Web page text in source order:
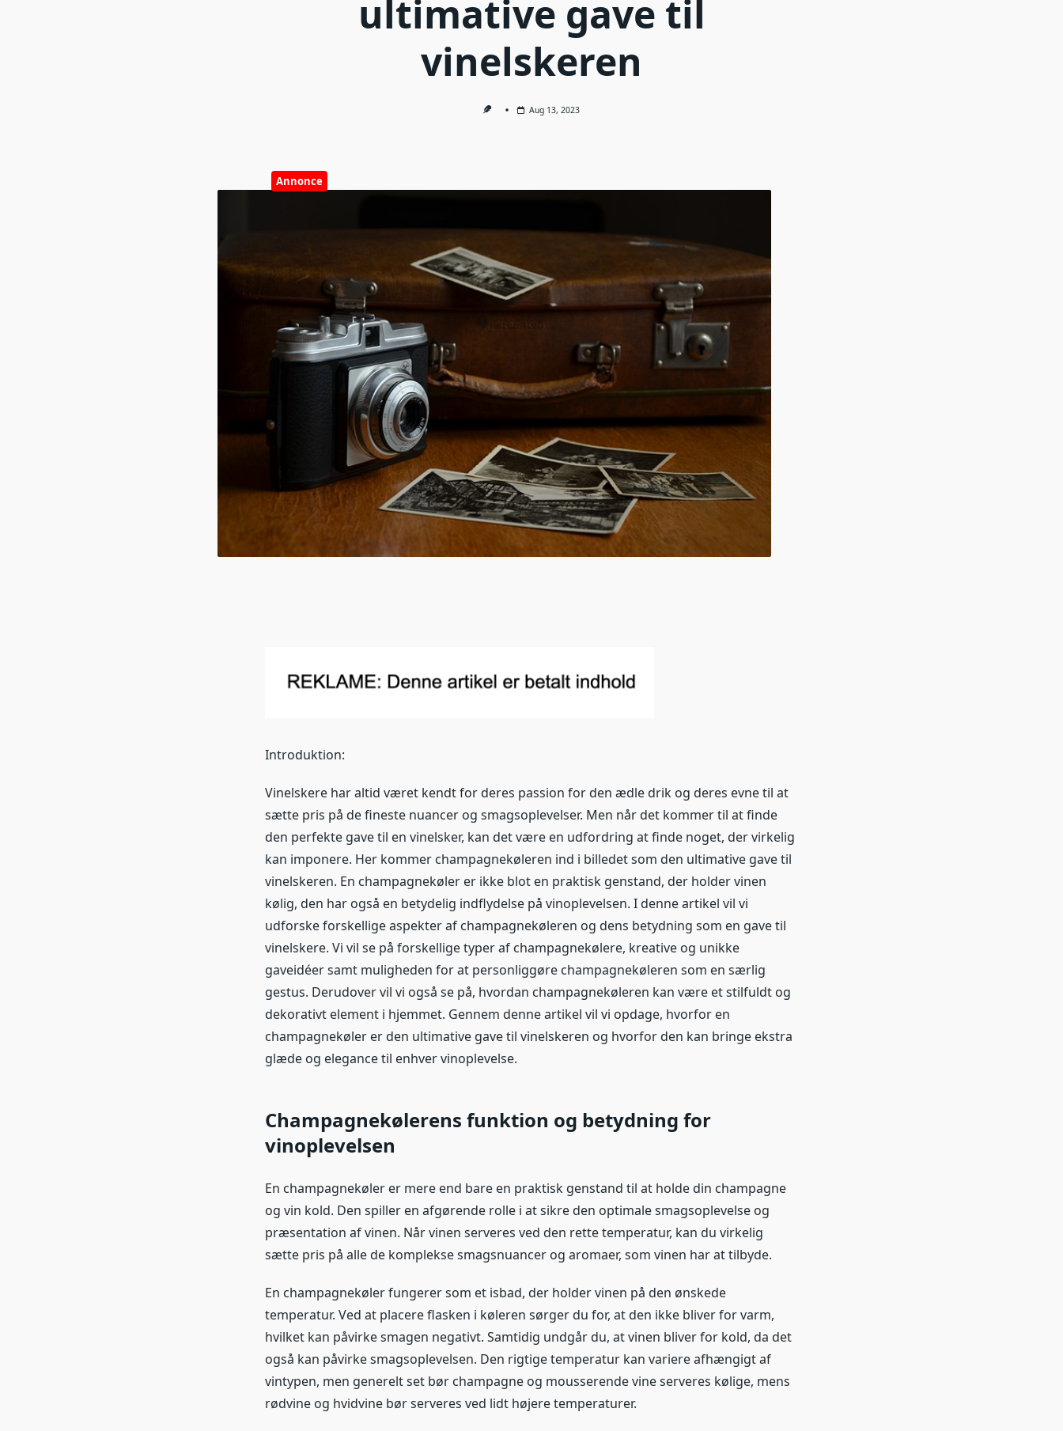
ultimative gave til
vinelskeren
Aug 13, 2023
Annonce
Introduktion:
Vinelskere har altid været kendt for deres passion for den ædle drik og deres evne til at
sætte pris på de fineste nuancer og smagsoplevelser. Men når det kommer til at finde
den perfekte gave til en vinelsker, kan det være en udfordring at finde noget, der virkelig
kan imponere. Her kommer champagnekøleren ind i billedet som den ultimative gave til
vinelskeren. En champagnekøler er ikke blot en praktisk genstand, der holder vinen
kølig, den har også en betydelig indflydelse på vinoplevelsen. I denne artikel vil vi
udforske forskellige aspekter af champagnekøleren og dens betydning som en gave til
vinelskere. Vi vil se på forskellige typer af champagnekølere, kreative og unikke
gaveidéer samt muligheden for at personliggøre champagnekøleren som en særlig
gestus. Derudover vil vi også se på, hvordan champagnekøleren kan være et stilfuldt og
dekorativt element i hjemmet. Gennem denne artikel vil vi opdage, hvorfor en
champagnekøler er den ultimative gave til vinelskeren og hvorfor den kan bringe ekstra
glæde og elegance til enhver vinoplevelse.
Champagnekølerens funktion og betydning for
vinoplevelsen
En champagnekøler er mere end bare en praktisk genstand til at holde din champagne
og vin kold. Den spiller en afgørende rolle i at sikre den optimale smagsoplevelse og
præsentation af vinen. Når vinen serveres ved den rette temperatur, kan du virkelig
sætte pris på alle de komplekse smagsnuancer og aromaer, som vinen har at tilbyde.
En champagnekøler fungerer som et isbad, der holder vinen på den ønskede
temperatur. Ved at placere flasken i køleren sørger du for, at den ikke bliver for varm,
hvilket kan påvirke smagen negativt. Samtidig undgår du, at vinen bliver for kold, da det
også kan påvirke smagsoplevelsen. Den rigtige temperatur kan variere afhængigt af
vintypen, men generelt set bør champagne og mousserende vine serveres kølige, mens
rødvine og hvidvine bør serveres ved lidt højere temperaturer.